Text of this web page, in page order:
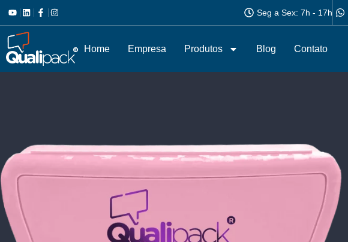
Seg a Sex: 7h - 17h
Home Empresa Produtos Blog Contato